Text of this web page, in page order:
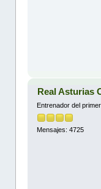
Real Asturias
Entrenador del
Mensajes: 4725